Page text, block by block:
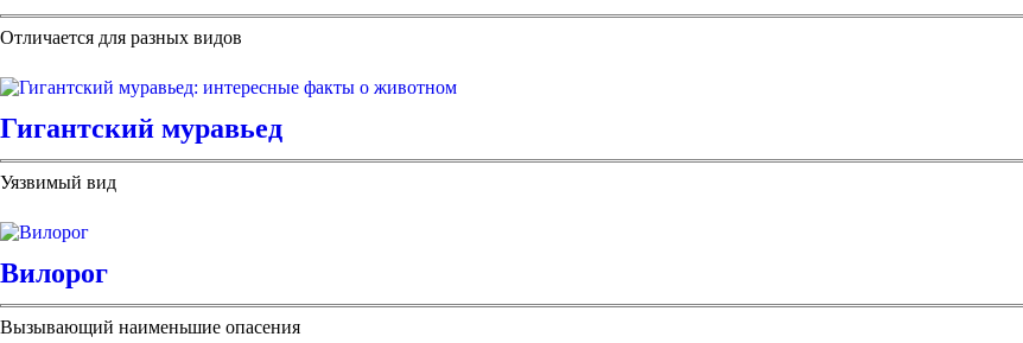
Отличается для разных видов
Гигантский муравьед
Уязвимый вид
Вилорог
Вызывающий наименьшие опасения